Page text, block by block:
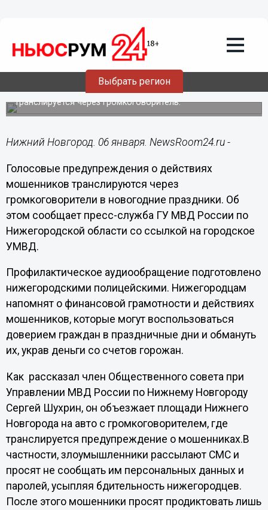
Выбрать регион
06.01.202116:02
Нижегородцев громко предупредят о
мошенниках в новогодние праздники
Подготовленное полицией аудиообращение
транслируется через громкоговоритель.
Нижний Новгород. 06 января. NewsRoom24.ru -
Голосовые предупреждения о действиях
мошенников транслируются через
громкоговорители в новогодние праздники. Об
этом сообщает пресс-служба ГУ МВД России по
Нижегородской области со ссылкой на городское
УМВД.
Профилактическое аудиообращение подготовлено
нижегородскими полицейскими. Нижегородцам
напомнят о финансовой грамотности и действиях
мошенников, которые могут воспользоваться
доверием граждан в праздничные дни и обмануть
их, украв деньги со счетов горожан.
Как рассказал член Общественного совета при
Управлении МВД России по Нижнему Новгороду
Сергей Шухрин, он объезжает площади Нижнего
Новгорода на авто с громкоговорителем, где
транслируется предупреждение о мошенниках.В
частности, злоумышленники рассылают СМС и
просят не сообщать им персональных данных и
паролей, усыпляя бдительность нижегородцев.
После этого мошенники просят продиктовать лишь